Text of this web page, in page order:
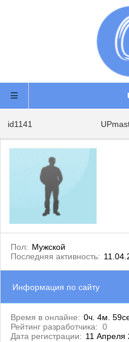
id1141
Пол: Мужской
Последняя активность:
Информация по сайту
Время в онлайне: 0ч. 4м.
Рейтинг разработчика: 0
Дата регистрации: 11 Апреля